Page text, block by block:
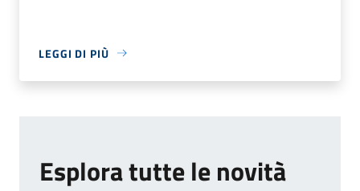
LEGGI DI PIÙ
Esplora tutte le novità